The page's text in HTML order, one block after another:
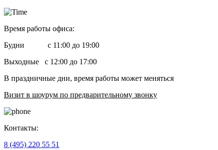
Время работы офиса:
Будни с 11:00 до 19:00
Выходные с 12:00 до 17:00
В праздничные дни, время работы может меняться
Визит в шоурум по предварительному звонку
Контакты:
8 (495) 220 55 51